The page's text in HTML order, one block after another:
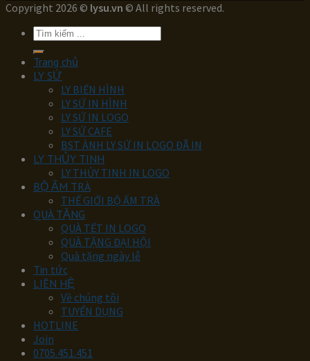
Copyright 2026 © lysu.vn © All rights reserved.
Tìm
Trang chủ
LY SỨ
LY BIẾN HÌNH
LY SỨ IN HÌNH
LY SỨ IN LOGO
LY SỨ CAFE
BST ẢNH LY SỨ IN LOGO ĐÃ IN
LY THỦY TINH
LY THỦY TINH IN LOGO
BỘ ẤM TRÀ
THẾ GIỚI BỘ ẤM TRÀ
QUÀ TẶNG
QUÀ TẾT IN LOGO
QUÀ TẶNG ĐẠI HỘI
Quà tặng ngày lễ
Tin tức
LIÊN HỆ
Về chúng tôi
TUYỂN DỤNG
HOTLINE
Join
0705.451.451